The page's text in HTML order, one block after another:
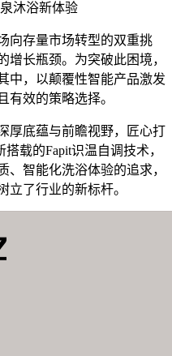
沐浴新体验
向存量市场转型的双重挑
增长瓶颈。为突破此困境，
中，以颠覆性智能产品激发
有效的策略选择。
厚底蕴与前瞻视野，匠心打
载的Fapit识温自调技术，
、智能化洗浴体验的追求，
立了行业的新标杆。